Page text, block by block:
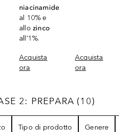
niacinamide
al 10% e
allo zinco
all'1%.
Acquista
ora
Acquista
ora
2: PREPARA 10
2: PREPARA (10)
Tipo di prodotto Genere